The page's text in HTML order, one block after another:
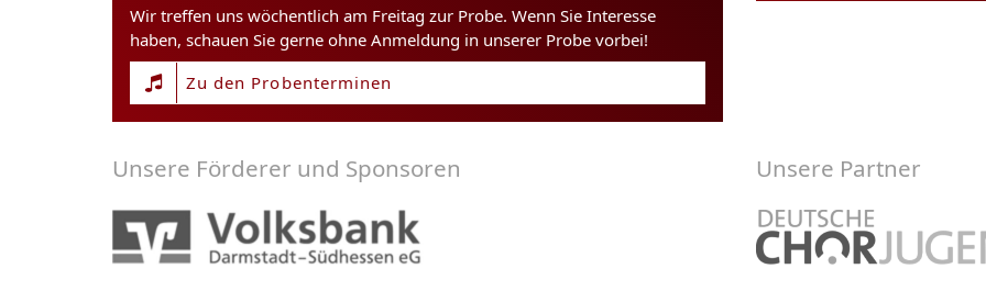
Wir treffen uns wöchentlich am Freitag zur Probe. Wenn Sie Interesse
haben, schauen Sie gerne ohne Anmeldung in unserer Probe vorbei!
Zu den Probenterminen
Unsere Förderer und Sponsoren Unsere Partner